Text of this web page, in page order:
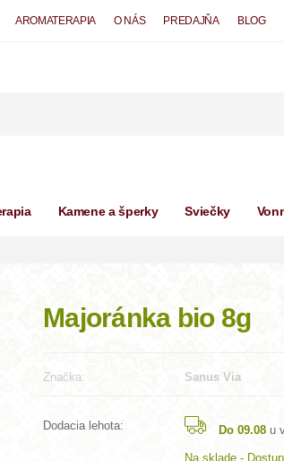
AROMATERAPIA O NÁS PREDAJŇA BLOG
Kamene a šperky Sviečky
Majoránka bio 8g
Značka: Sanus Via
Dodacia lehota: Do 09.08 u
Na sklade -